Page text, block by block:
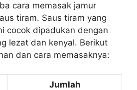
cara memasak jamur
tiram. Saus tiram yang
cocok dipadukan dengan
lezat dan kenyal. Berikut
dan cara memasaknya:
Jumlah